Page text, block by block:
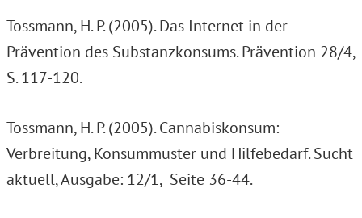
Tossmann, H. P. (2005). Das Internet in der
Prävention des Substanzkonsums. Prävention 28/4,
S. 117-120.
Tossmann, H. P. (2005). Cannabiskonsum:
Verbreitung, Konsummuster und Hilfebedarf. Sucht
aktuell, Ausgabe: 12/1, Seite 36-44.